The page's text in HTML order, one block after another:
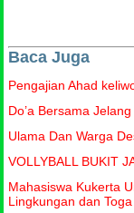
Baca Juga
Pengajian Ahad
Do’a Bersama
Ulama Dan Warga
VOLLYBALL BUKIT
Mahasiswa Kukerta
Lingkungan dan